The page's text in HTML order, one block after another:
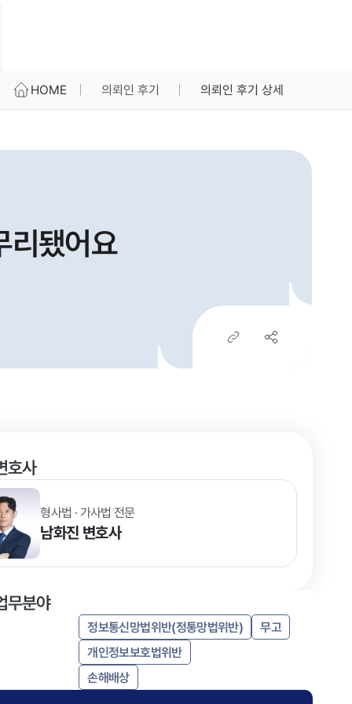
HOME 의뢰인 후기 의뢰인 후기 상세
됐어요
호사
형사법 · 가사법 전문
남화진 변호사
무분야
정보통신망법위반(정통망법위반)
무고
개인정보보호법위반
손해배상